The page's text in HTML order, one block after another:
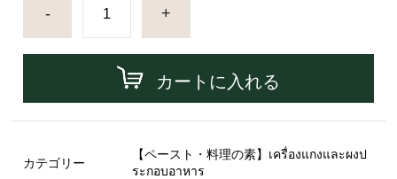
- +
カートに入れる
カテゴリー
【ペースト・料理の素】เครื่องแกงและผงป
ระกอบอาหาร